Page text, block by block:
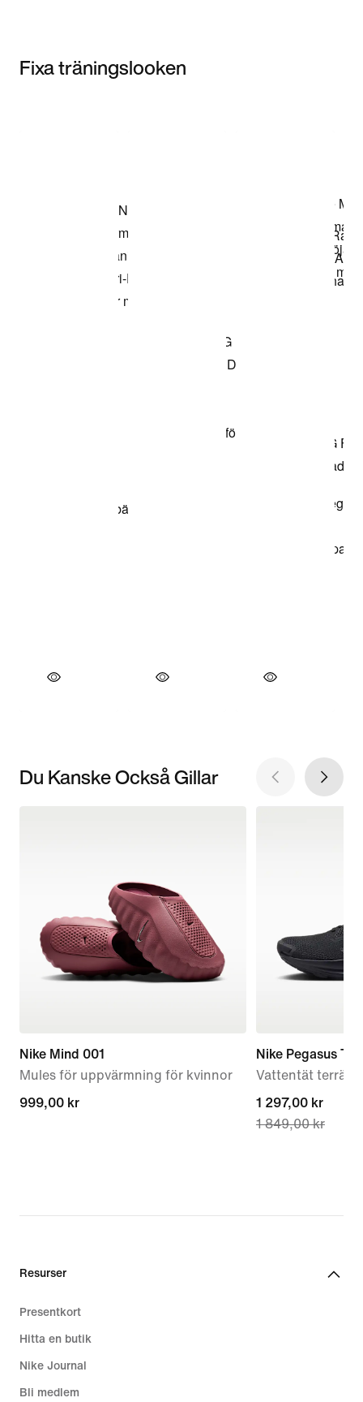
Fixa träningslooken
Du Kanske Också Gillar
Nike Mind 001
Mules för uppvärmning för kvinnor
999,00 kr
999,00 kr
Nike Pegasus
Vattentät
current
price
1 849,00 kr
1 297,00 kr
1 849,00 kr
Resurser
Presentkort
Hitta en butik
Nike Journal
Bli medlem